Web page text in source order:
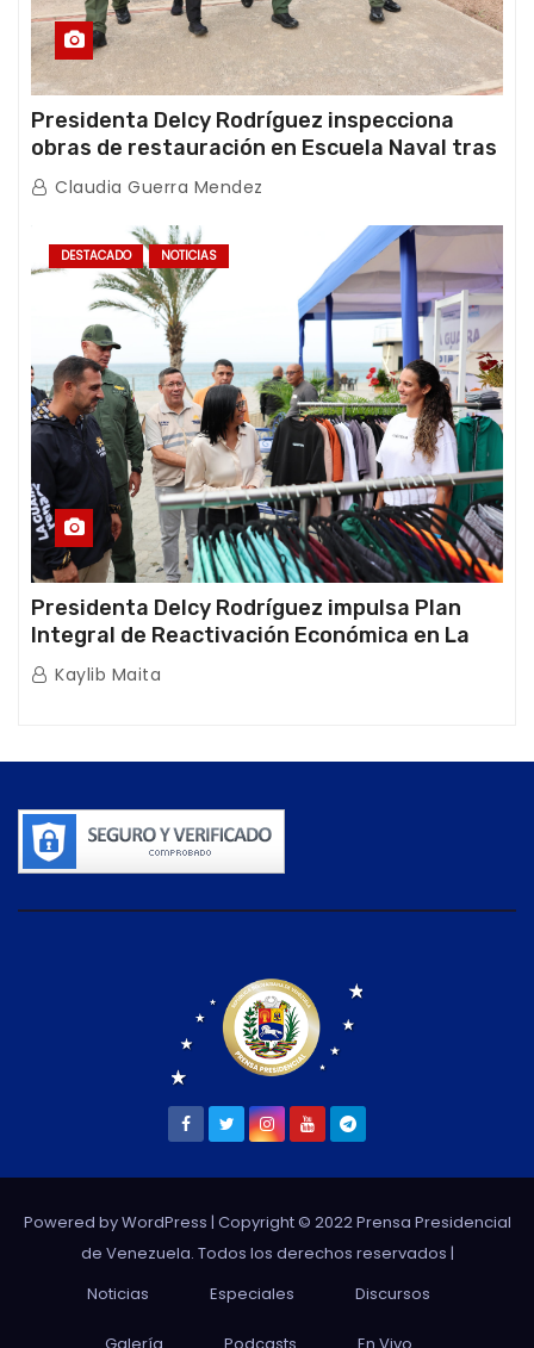
Presidenta Delcy Rodríguez inspecciona
obras de restauración en Escuela Naval tras
afectaciones sísmicas en La Guaira
Claudia Guerra Mendez
DESTACADO NOTICIAS
Presidenta Delcy Rodríguez impulsa Plan
Integral de Reactivación Económica en La
Guaira
Kaylib Maita
Powered by WordPress | Copyright © 2022 Prensa Presidencial
de Venezuela. Todos los derechos reservados |
Noticias
Especiales Discursos